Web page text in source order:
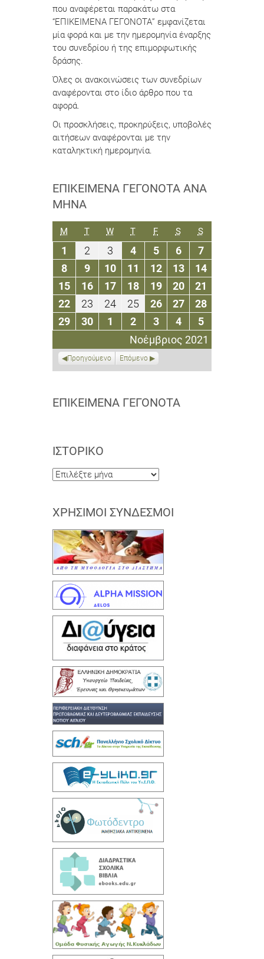
που αναφέρεται παρακάτω στα
“ΕΠΙΚΕΙΜΕΝΑ ΓΕΓΟΝΟΤΑ” εμφανίζεται
μία φορά και με την ημερομηνία έναρξης
του συνεδρίου ή της επιμορφωτικής
δράσης.
Όλες οι ανακοινώσεις των συνεδρίων
αναφέρονται στο ίδιο άρθρο που τα
αφορά.
Οι προσκλήσεις, προκηρύξεις, υποβολές
αιτήσεων αναφέρονται με την
καταληκτική ημερομηνία.
ΕΠΙΚΕΊΜΕΝΑ ΓΕΓΟΝΌΤΑ ΑΝΆ
ΜΉΝΑ
Νοέμβριος 2021
M ΔΕΥΤΈΡΑ
TΤΡΊΤΗ
WΤΕΤΆΡΤΗ
TΠΈΜΠΤΗ
FΠΑΡΑΣΚΕΥΉ
SΣΆΒΒΑΤΟ
SΚΥΡΙΑΚΉ
1
Νοεμβρίου
2021
2
Νοεμβρίου
2021
3
Νοεμβρίου
2021
44
Νοεμβρίου
2021
55
Νοεμβρίου
2021
66
Νοεμβρίου
2021
77
Νοεμβρίου
2021
88
Νοεμβρίου
2021
99
Νοεμβρίου
2021
1010
Νοεμβρίου
2021
11
Νοεμβρίου
2021
1212
Νοεμβρίου
2021
1313
Νοεμβρίου
2021
1414
Νοεμβρίου
2021
1515
Νοεμβρίου
2021
1616
Νοεμβρίου
2021
1717
Νοεμβρίου
2021
1818
Νοεμβρίου
2021
1919
Νοεμβρίου
2021
2020
Νοεμβρίου
2021
21
Νοεμβρίου
2021
2222
Νοεμβρίου
2021
23
Νοεμβρίου
2021
2424
Νοεμβρίου
2021
2525
Νοεμβρίου
2021
2626
Νοεμβρίου
2021
2727
Νοεμβρίου
2021
2828
Νοεμβρίου
2021
2929
Νοεμβρίου
3030
Νοεμβρίου
1
Δεκεμβρίου
2021
22
Δεκεμβρίου
2021
33
Δεκεμβρίου
2021
44
Δεκεμβρίου
2021
55
Δεκεμβρίου
2021
Προηγούμενο Επόμενο
ΕΠΙΚΕΊΜΕΝΑ ΓΕΓΟΝΌΤΑ
ΙΣΤΟΡΙΚΌ
Ιστορικό
ΧΡΉΣΙΜΟΙ ΣΎΝΔΕΣΜΟΙ